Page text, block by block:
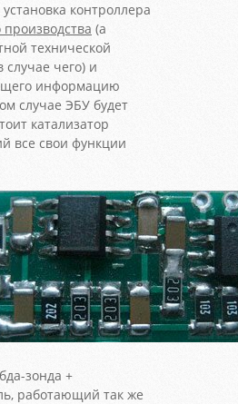
контроллера
производства (а
технической
чего) и
информацию
случае ЭБУ будет
катализатор
все свои функции
зонда +
работающий так же